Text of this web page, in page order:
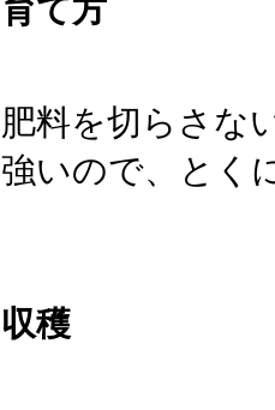
育て方
肥料を切らさな
強いので、とく
収穫